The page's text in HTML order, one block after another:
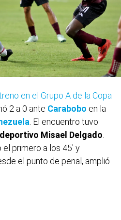
en el Grupo A de la Copa
2 a 0 ante Carabobo en la
. El encuentro tuvo
Misael Delgado
el primero a los 45' y
el punto de penal, amplió